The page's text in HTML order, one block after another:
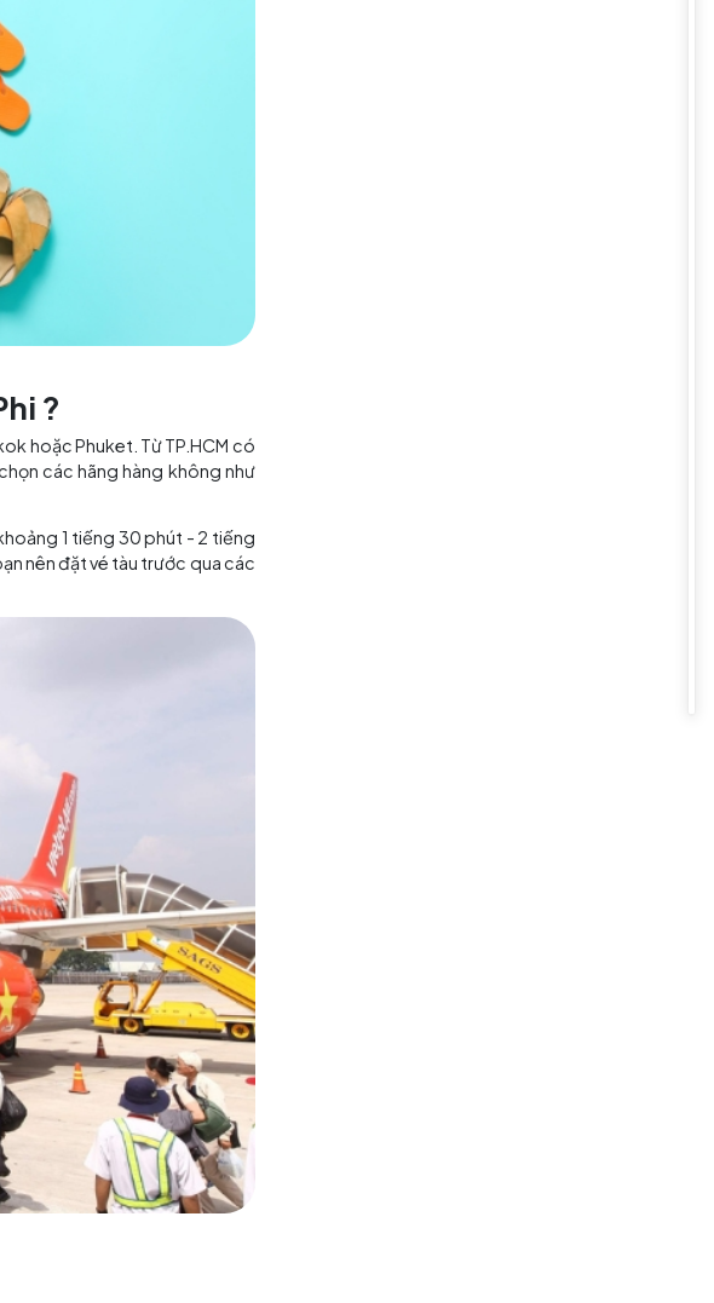
đặt phòng khách sạn và bản sao căn cước
tiền xu để tiện thanh toán vé tàu, mua sắm.
nắng, dép đi biển, thuốc men và các vật
không bị gián đoạn.
phòng tại hải quan Thái Lan. Nếu ở nhà người
Koh Phi Phi
Phi Phi ?
bay đến Bangkok hoặc Phuket. Từ TP.HCM có
bạn có thể chọn các hãng hàng không như
gian đi mất khoảng 1 tiếng 30 phút - 2 tiếng
trạng hết vé, bạn nên đặt vé tàu trước qua các